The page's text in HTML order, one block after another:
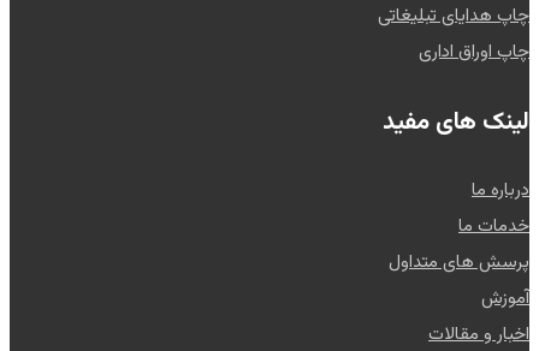
چاپ هدایای تبلیغاتی
چاپ اوراق اداری
لینک های مفید
درباره ما
خدمات ما
پرسش های متداول
آموزش
اخبار و مقالات